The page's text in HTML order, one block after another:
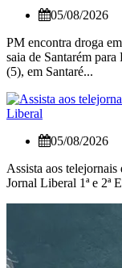
05/08/2026
PM encontra droga
saia de Santarém
(5), em Santaré...
Liberal
05/08/2026
Assista aos
Jornal Liberal 1ª e 2ª